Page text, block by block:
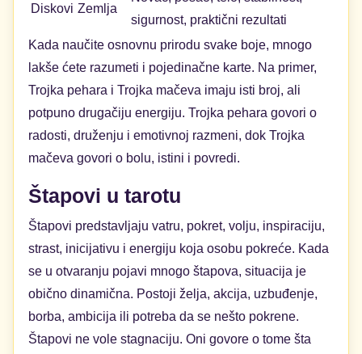
Diskovi Zemlja
sigurnost, praktični rezultati
Kada naučite osnovnu prirodu svake boje, mnogo
lakše ćete razumeti i pojedinačne karte. Na primer,
Trojka pehara i Trojka mačeva imaju isti broj, ali
potpuno drugačiju energiju. Trojka pehara govori o
radosti, druženju i emotivnoj razmeni, dok Trojka
mačeva govori o bolu, istini i povredi.
Štapovi u tarotu
Štapovi predstavljaju vatru, pokret, volju, inspiraciju,
strast, inicijativu i energiju koja osobu pokreće. Kada
se u otvaranju pojavi mnogo štapova, situacija je
obično dinamična. Postoji želja, akcija, uzbuđenje,
borba, ambicija ili potreba da se nešto pokrene.
Štapovi ne vole stagnaciju. Oni govore o tome šta